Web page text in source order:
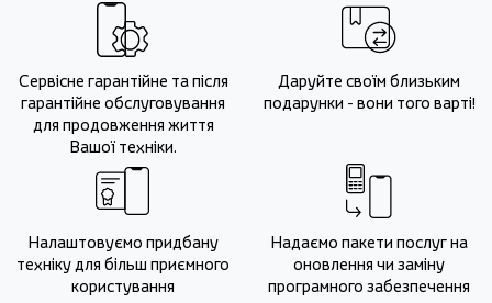
Сервісне гарантійне та після
гарантійне обслуговування
для продовження життя
Вашої техніки.
Даруйте своїм близьким
подарунки - вони того варті!
Налаштовуємо придбану
техніку для більш приємного
користування
Надаємо пакети послуг на
оновлення чи заміну
програмного забезпечення